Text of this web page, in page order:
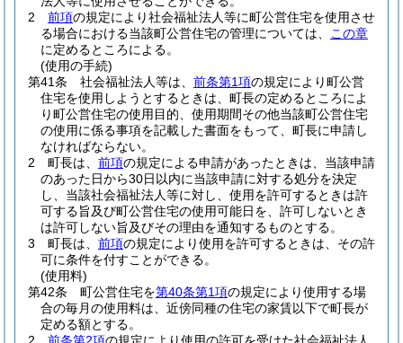
2
前項の規定により社会福祉法人等に町公営住宅を使用させ
る場合における当該町公営住宅の管理については、
この章
に定めるところによる。
(使用の手続)
第41条
社会福祉法人等は、 前条第1項の規定により町公営
住宅を使用しようとするときは、町長の定めるところによ
り町公営住宅の使用目的、使用期間その他当該町公営住宅
の使用に係る事項を記載した書面をもって、町長に申請し
なければならない。
2
町長は、 前項の規定による申請があったときは、当該申請
のあった日から30日以内に当該申請に対する処分を決定
し、当該社会福祉法人等に対し、使用を許可するときは許
可する旨及び町公営住宅の使用可能日を、許可しないとき
は許可しない旨及びその理由を通知するものとする。
3
町長は、 前項の規定により使用を許可するときは、その許
可に条件を付すことができる。
(使用料)
第42条
町公営住宅を第40条第1項の規定により使用する場
合の毎月の使用料は、近傍同種の住宅の家賃以下で町長が
定める額とする。